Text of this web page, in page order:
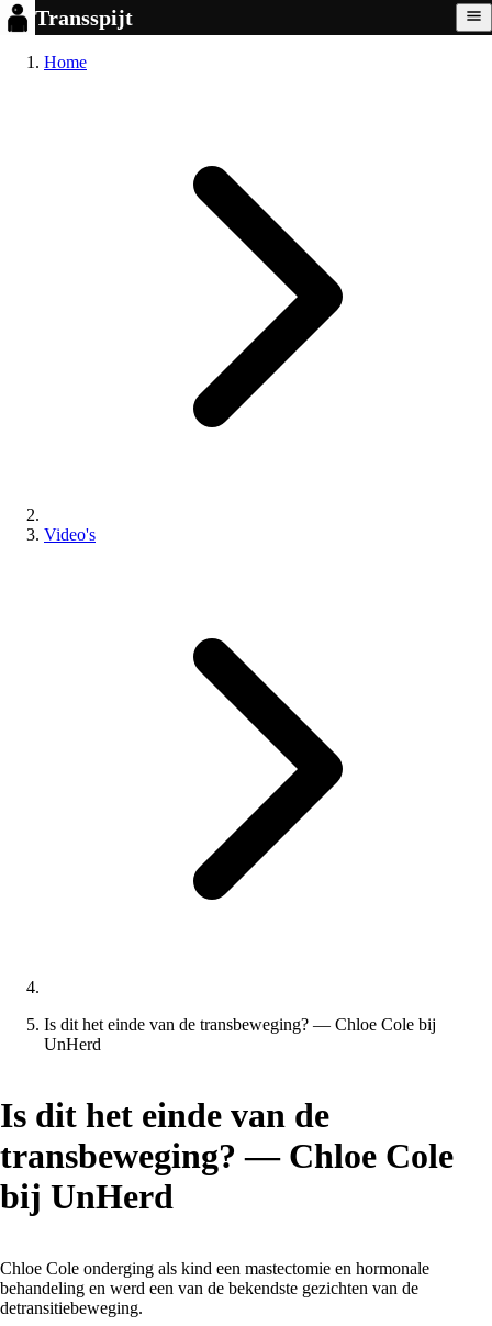
Transspijt
Home
Video's
Is dit het einde van de transbeweging? — Chloe Cole bij
UnHerd
Is dit het einde van de
transbeweging? — Chloe Cole
bij UnHerd
Chloe Cole onderging als kind een mastectomie en hormonale
behandeling en werd een van de bekendste gezichten van de
detransitiebeweging.